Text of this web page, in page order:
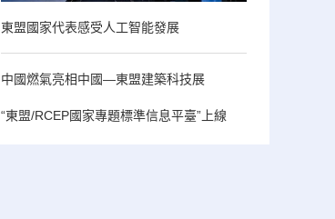
東盟國家代表感受人工智能發展
中國燃氣亮相中國—東盟建築科技展
“東盟/RCEP國家專題標準信息平臺”上線